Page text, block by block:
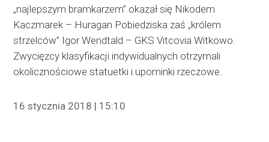
„najlepszym bramkarzem” okazał się Nikodem
Kaczmarek – Huragan Pobiedziska zaś „królem
strzelców” Igor Wendtald – GKS Vitcovia Witkowo.
Zwycięzcy klasyfikacji indywidualnych otrzymali
okolicznościowe statuetki i upominki rzeczowe.
16 stycznia 2018 | 15:10